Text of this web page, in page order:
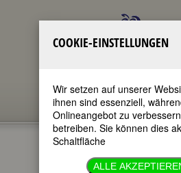
COOKIE-EINSTELLUNGEN
Wir setzen auf unserer
ihnen sind essenziell,
Onlineangebot zu
betreiben. Sie können dies
Schaltfläche
ALLE